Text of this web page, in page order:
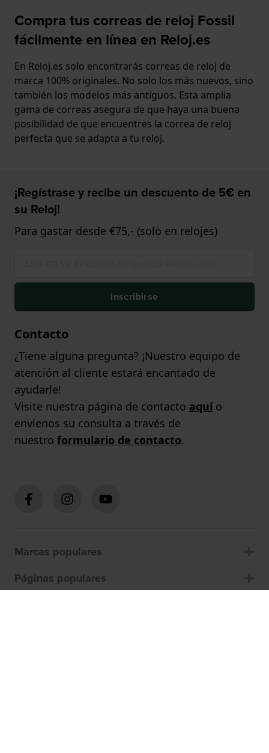
Compra tus correas de reloj Fossil
fácilmente en línea en Reloj.es
En Reloj.es solo encontrarás correas de reloj de
marca 100% originales. No solo los más nuevos, sino
también los modelos más antiguos. Esta amplia
gama de correas asegura de que haya una buena
posibilidad de que encuentres la correa de reloj
perfecta que se adapta a tu reloj.
¡Regístrase y recibe un descuento de 5€ en
su Reloj!
Para gastar desde €75,- (solo en relojes)
inscribirse
Contacto
¿Tiene alguna pregunta? ¡Nuestro equipo de
atención al cliente estará encantado de
ayudarle!
Visite nuestra página de contacto aquío
envíenos su consulta a través de
nuestro formulario de contacto.
Marcas populares
Páginas populares